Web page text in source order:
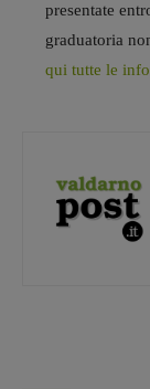
presentate
graduatoria
qui tutte le